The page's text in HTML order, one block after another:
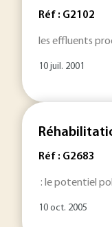
Réf : G2102
les effluents
10 juil. 2001
Réf : G2683
: le potentiel
10 oct. 2005